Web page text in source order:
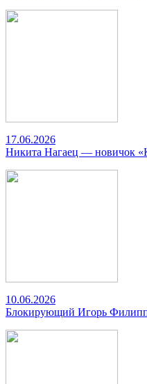
17.06.2026
Никита Нагаец — новичок
10.06.2026
Блокирующий Игорь